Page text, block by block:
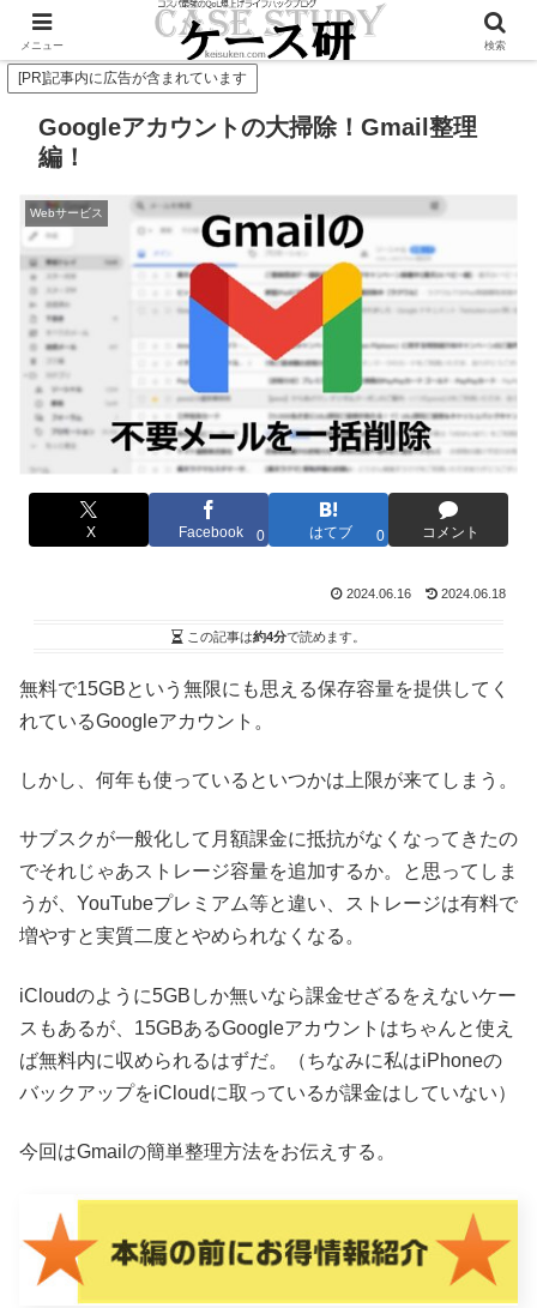
Twitterで毎日お得情報発信中！是非フォローお願いします
[PR]記事内に広告が含まれています
Googleアカウントの大掃除！Gmail整理
編！
Webサービス
X Facebook 0 はてブ 0 コメント
2024.06.16 2024.06.18
この記事は約4分で読めます。
無料で15GBという無限にも思える保存容量を提供してく
れているGoogleアカウント。
しかし、何年も使っているといつかは上限が来てしまう。
サブスクが一般化して月額課金に抵抗がなくなってきたの
でそれじゃあストレージ容量を追加するか。と思ってしま
うが、YouTubeプレミアム等と違い、ストレージは有料で
増やすと実質二度とやめられなくなる。
iCloudのように5GBしか無いなら課金せざるをえないケー
スもあるが、15GBあるGoogleアカウントはちゃんと使え
ば無料内に収められるはずだ。（ちなみに私はiPhoneの
バックアップをiCloudに取っているが課金はしていない）
今回はGmailの簡単整理方法をお伝えする。
メニュー 検索